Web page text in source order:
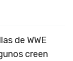
de WWE
creen